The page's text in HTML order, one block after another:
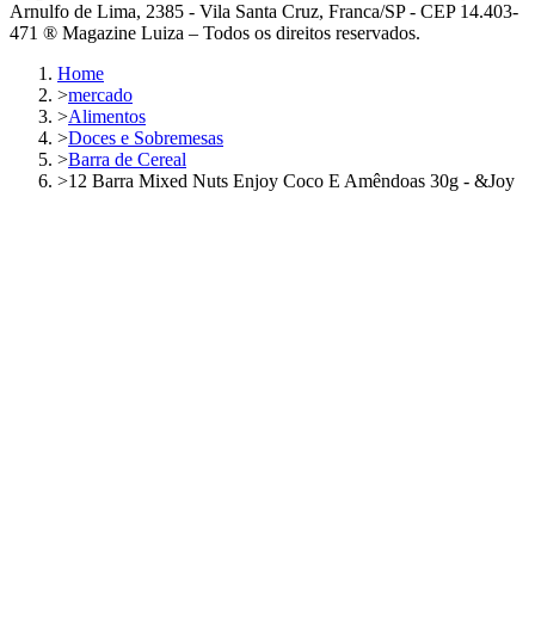
Arnulfo de Lima, 2385 - Vila Santa Cruz, Franca/SP - CEP 14.403-
471 ® Magazine Luiza – Todos os direitos reservados.
Home
>mercado
>Alimentos
>Doces e Sobremesas
>Barra de Cereal
>12 Barra Mixed Nuts Enjoy Coco E Amêndoas 30g - &Joy